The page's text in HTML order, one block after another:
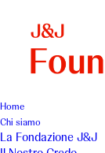
Home
Chi siamo
La Fondazione J&J